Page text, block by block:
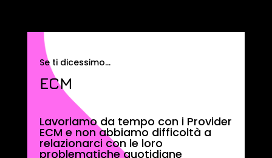
Se ti dicessimo…
ECM
Lavoriamo da tempo con i Provider
ECM e non abbiamo difficoltà a
relazionarci con le loro
problematiche quotidiane